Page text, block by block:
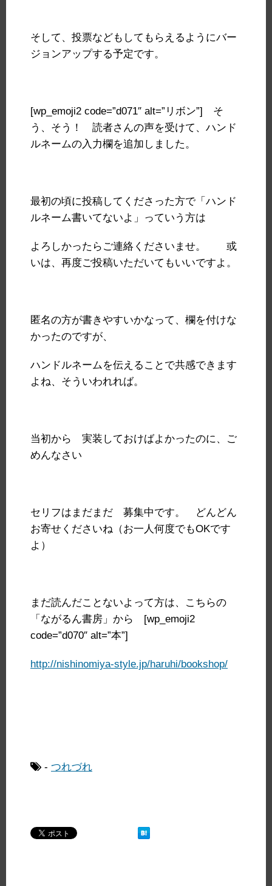
そして、投票などもしてもらえるようにバー
ジョンアップする予定です。
[wp_emoji2 code=”d071″ alt=”リボン”] そ
う、そう！ 読者さんの声を受けて、ハンド
ルネームの入力欄を追加しました。
最初の頃に投稿してくださった方で「ハンド
ルネーム書いてないよ」っていう方は
よろしかったらご連絡くださいませ。 或
いは、再度ご投稿いただいてもいいですよ。
匿名の方が書きやすいかなって、欄を付けな
かったのですが、
ハンドルネームを伝えることで共感できます
よね、そういわれれば。
当初から 実装しておけばよかったのに、ご
めんなさい
セリフはまだまだ 募集中です。 どんどん
お寄せくださいね（お一人何度でもOKです
よ）
まだ読んだことないよって方は、こちらの
「ながるん書房」から [wp_emoji2
code=”d070″ alt=”本”]
http://nishinomiya-style.jp/haruhi/bookshop/
- つれづれ